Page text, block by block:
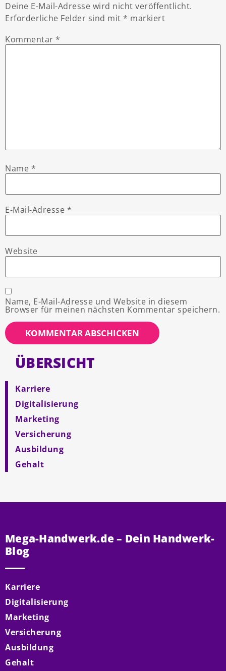
Deine E-Mail-Adresse wird nicht veröffentlicht.
Erforderliche Felder sind mit * markiert
Kommentar *
Name *
E-Mail-Adresse *
Website
Name, E-Mail-Adresse und Website in diesem
Browser für meinen nächsten Kommentar speichern.
ÜBERSICHT
Karriere
Digitalisierung
Marketing
Versicherung
Ausbildung
Gehalt
Mega-Handwerk.de – Dein Handwerk-
Blog
Karriere
Digitalisierung
Marketing
Versicherung
Ausbildung
Gehalt